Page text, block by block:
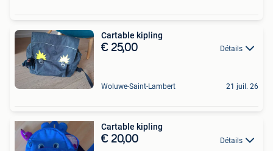
Cartable kipling
€ 25,00 Détails
Woluwe-Saint-Lambert 21 juil. 26
Cartable kipling
€ 20,00 Détails